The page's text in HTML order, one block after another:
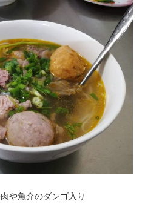
や魚介のダンゴ入り